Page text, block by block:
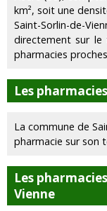
km², soit une
Saint-Sorlin-de-
directement sur le
pharmacies
Les
La commune de
pharmacie sur son
Les
Vienne